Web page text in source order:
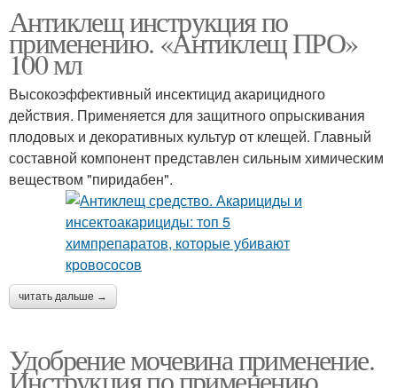
Антиклещ инструкция по
применению. «Антиклещ ПРО»
100 мл
Высокоэффективный инсектицид акарицидного
действия. Применяется для защитного опрыскивания
плодовых и декоративных культур от клещей. Главный
составной компонент представлен сильным химическим
веществом "пиридабен".
читать дальше →
Удобрение мочевина применение.